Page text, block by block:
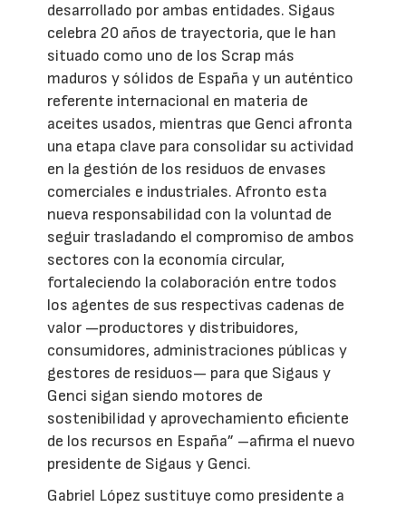
desarrollado por ambas entidades. Sigaus
celebra 20 años de trayectoria, que le han
situado como uno de los Scrap más
maduros y sólidos de España y un auténtico
referente internacional en materia de
aceites usados, mientras que Genci afronta
una etapa clave para consolidar su actividad
en la gestión de los residuos de envases
comerciales e industriales. Afronto esta
nueva responsabilidad con la voluntad de
seguir trasladando el compromiso de ambos
sectores con la economía circular,
fortaleciendo la colaboración entre todos
los agentes de sus respectivas cadenas de
valor —productores y distribuidores,
consumidores, administraciones públicas y
gestores de residuos— para que Sigaus y
Genci sigan siendo motores de
sostenibilidad y aprovechamiento eficiente
de los recursos en España” –afirma el nuevo
presidente de Sigaus y Genci.
Gabriel López sustituye como presidente a